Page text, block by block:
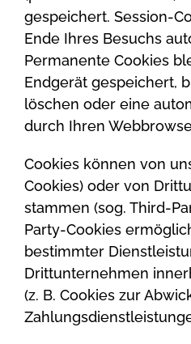
gespeichert. Session-
Ende Ihres Besuchs
Permanente Cookies
Endgerät gespeichert,
löschen oder eine
durch Ihren
Cookies können von
Cookies) oder von
stammen (sog. Third-
Party-Cookies
bestimmter
Drittunternehmen
(z. B. Cookies zur